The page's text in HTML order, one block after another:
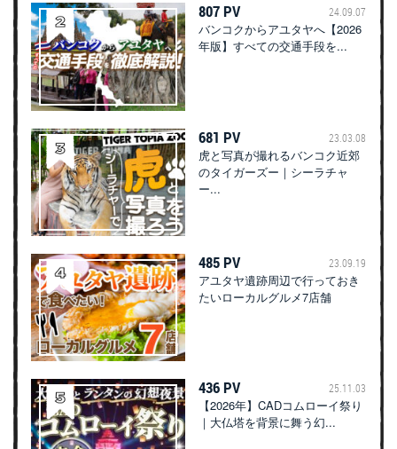
807 PV 24.09.07
バンコクからアユタヤへ【2026
年版】すべての交通手段を...
681 PV 23.03.08
虎と写真が撮れるバンコク近郊
のタイガーズー｜シーラチャ
ー...
485 PV 23.09.19
アユタヤ遺跡周辺で行っておき
たいローカルグルメ7店舗
436 PV 25.11.03
【2026年】CADコムローイ祭り
｜大仏塔を背景に舞う幻...